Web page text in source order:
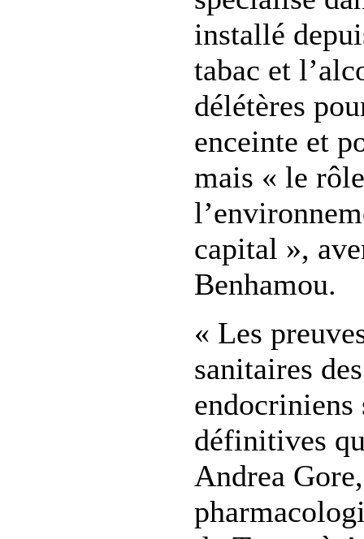
installé
tabac et
délétères
enceinte et
mais « le
capital »,
Benhamou.
« Les
sanitaires
endocriniens
définitives
Andrea